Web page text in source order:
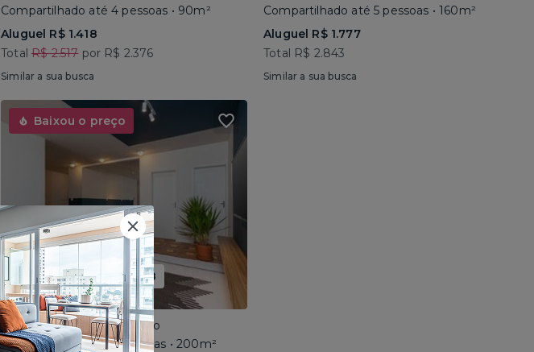
Compartilhado até 4 pessoas • 90m²
Aluguel R$ 1.418
TotalR$ 2.517por R$ 2.376
Similar a sua busca
Compartilhado até 5 pessoas • 160m²
Aluguel R$ 1.777
Total R$ 2.843
Similar a sua busca
Baixou o preço
Promoção até 15/08
Consolação • Av Consolação
Compartilhado até 5 pessoas • 200m²